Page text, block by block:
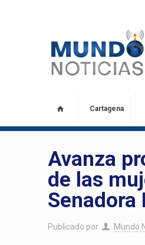
Cartagena
Avanza
de las
Senadora
Publicado por Mundo